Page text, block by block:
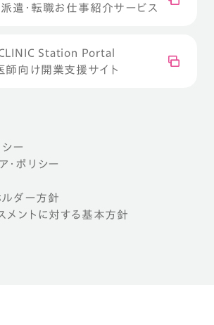
遣・転職お仕事紹介サービス
Station Portal
師向け開業支援サイト
ー
・ポリシー
ルダー方針
メントに対する基本方針